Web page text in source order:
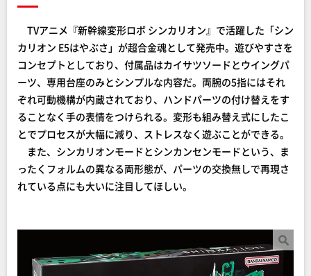
TVアニメ『新幹線変形ロボ シンカリオン』で活躍した「シン
カリオン E5はやぶさ」が超合金魂として発売中。遊びやすさを
コンセプトとしており、付属品はカイサツソードとウイングパ
ーツ、専用台座のみとシンプルな内容だ。両腕の5指にはそれ
ぞれ可動機構が内蔵されており、ハンドパーツの付け替えをす
ることなく手の表情をつけられる。変形も組み替え式にしたこ
とでプロセスが大幅に減り、ストレスなく遊ぶことができる。
また、シンカリオンモードとシンカンセンモードという、ま
ったくフォルムの異なる両形態が、パーツの交換無しで再現さ
れている点にも大いに注目してほしい。